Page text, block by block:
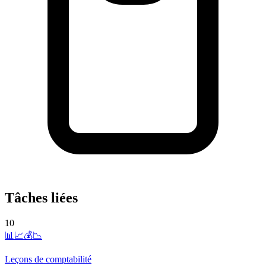
Tâches liées
10
📊📈💰📉
Leçons de comptabilité